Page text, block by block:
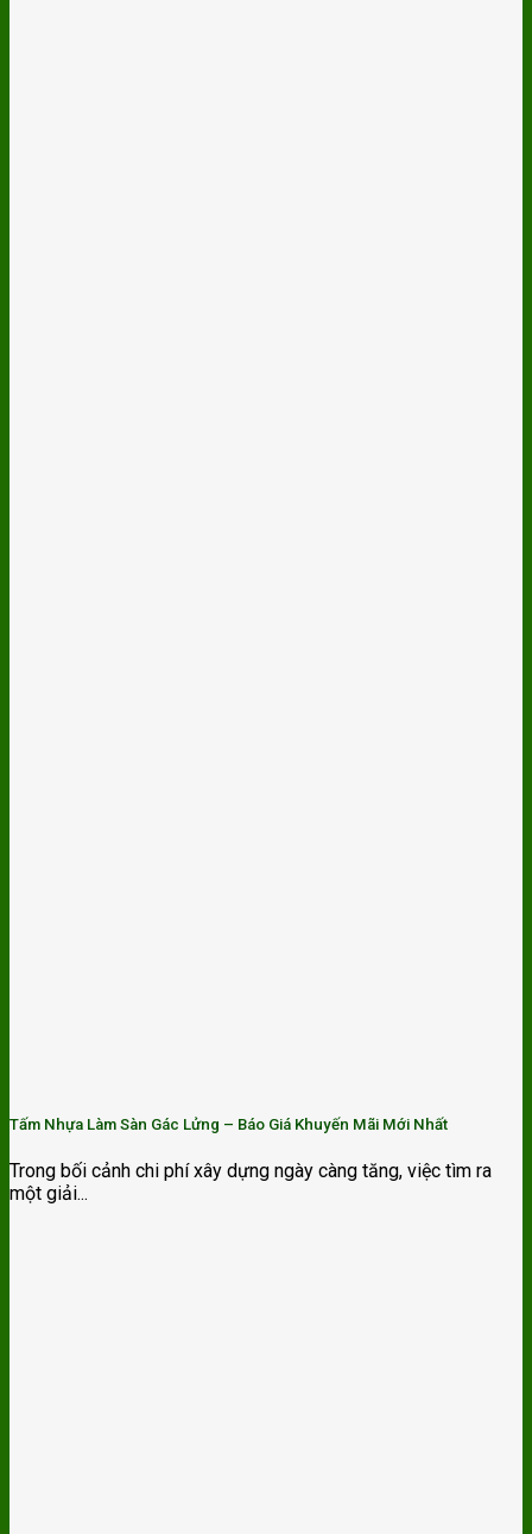
Tấm Nhựa Làm Sàn Gác Lửng – Báo Giá Khuyến Mãi Mới Nhất
Trong bối cảnh chi phí xây dựng ngày càng tăng, việc tìm ra
một giải...